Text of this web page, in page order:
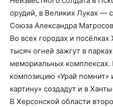
орудий, в Великих Луках —
Союза Александра
Во всех городах и
тысяч огней зажгут в
мемориальных комплексах.
композицию «Урай помнит»
картину» создадут и в
В Херсонской области